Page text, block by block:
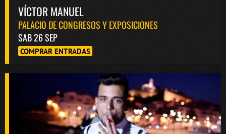
VÍCTOR MANUEL
PALACIO DE CONGRESOS Y EXPOSICIONES
SAB 26 SEP
COMPRAR ENTRADAS